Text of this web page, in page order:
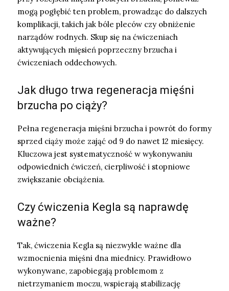
mogą pogłębić ten problem, prowadząc do dalszych
komplikacji, takich jak bóle pleców czy obniżenie
narządów rodnych. Skup się na ćwiczeniach
aktywujących mięsień poprzeczny brzucha i
ćwiczeniach oddechowych.
Jak długo trwa regeneracja mięśni
brzucha po ciąży?
Pełna regeneracja mięśni brzucha i powrót do formy
sprzed ciąży może zająć od 9 do nawet 12 miesięcy.
Kluczowa jest systematyczność w wykonywaniu
odpowiednich ćwiczeń, cierpliwość i stopniowe
zwiększanie obciążenia.
Czy ćwiczenia Kegla są naprawdę
ważne?
Tak, ćwiczenia Kegla są niezwykle ważne dla
wzmocnienia mięśni dna miednicy. Prawidłowo
wykonywane, zapobiegają problemom z
nietrzymaniem moczu, wspierają stabilizację